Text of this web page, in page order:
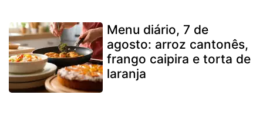
Menu diário, 7 de
agosto: arroz cantonês,
frango caipira e torta de
laranja